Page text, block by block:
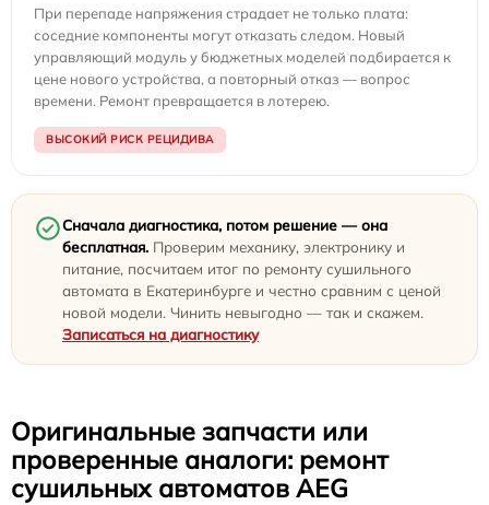
При перепаде напряжения страдает не только плата:
соседние компоненты могут отказать следом. Новый
управляющий модуль у бюджетных моделей подбирается к
цене нового устройства, а повторный отказ — вопрос
времени. Ремонт превращается в лотерею.
ВЫСОКИЙ РИСК РЕЦИДИВА
Сначала диагностика, потом решение — она
бесплатная. Проверим механику, электронику и
питание, посчитаем итог по ремонту сушильного
автомата в Екатеринбурге и честно сравним с ценой
новой модели. Чинить невыгодно — так и скажем.
Записаться на диагностику
Оригинальные запчасти или
проверенные аналоги: ремонт
сушильных автоматов AEG